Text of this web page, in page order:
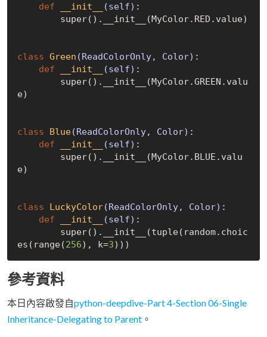
def
__init__ (self) :
class Green (ReadColorOnly, Color) :
def
__init__ (self) :
e)
class Blue(ReadColorOnly, Color) :
def
__init__ (self) :
e)
class LuckyColor(ReadColorOnly, Color) :
def
__init__ (self) :
es(range(256), k=3
參考資料
本日內容啟發自python-deepdive-Part 4-Section 06-Single
Inheritance-Delegating to Parent 。